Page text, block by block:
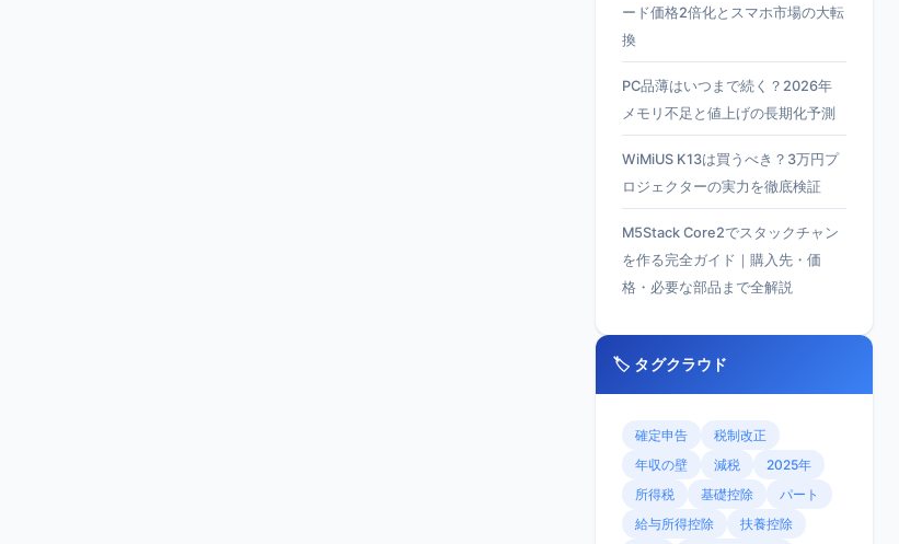
ード価格2倍化とスマホ市場の大転
換
PC品薄はいつまで続く？2026年
メモリ不足と値上げの長期化予測
WiMiUS K13は買うべき？3万円プ
ロジェクターの実力を徹底検証
M5Stack Core2でスタックチャン
を作る完全ガイド｜購入先・価
格・必要な部品まで全解説
🏷️ タグクラウド
確定申告
税制改正
年収の壁
減税
2025年
所得税
基礎控除
パート
給与所得控除
扶養控除